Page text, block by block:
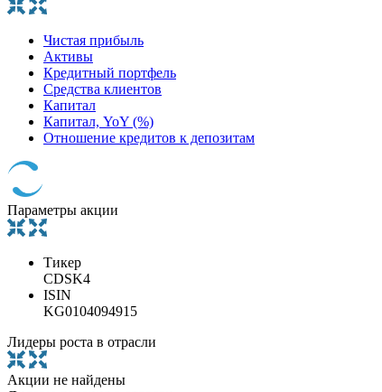
Чистая прибыль
Активы
Кредитный портфель
Средства клиентов
Капитал
Капитал, YoY (%)
Отношение кредитов к депозитам
Параметры акции
Тикер
CDSK4
ISIN
KG0104094915
Лидеры роста в отрасли
Акции не найдены